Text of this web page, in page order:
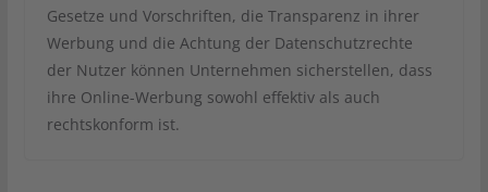
Gesetze und Vorschriften, die Transparenz in ihrer
Werbung und die Achtung der Datenschutzrechte
der Nutzer können Unternehmen sicherstellen, dass
ihre Online-Werbung sowohl effektiv als auch
rechtskonform ist.